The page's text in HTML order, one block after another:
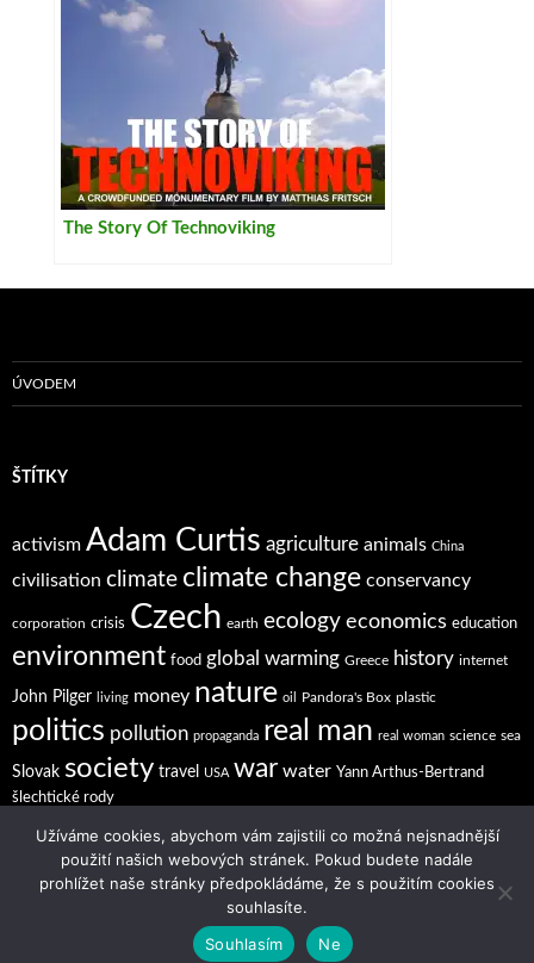
The Story Of Technoviking
ÚVODEM
ŠTÍTKY
activism Adam Curtis agriculture animals China
civilisation climate climate change conservancy
corporation crisis Czech earth ecology economics education
environment food global warming Greece history internet
John Pilger living money nature oil Pandora's Box plastic
politics pollution propaganda real man real woman science sea
Slovak society travel USA war water Yann Arthus-Bertrand
šlechtické rody
Užíváme cookies, abychom vám zajistili co možná nejsnadnější
použití našich webových stránek. Pokud budete nadále
prohlížet naše stránky předpokládáme, že s použitím cookies
souhlasíte.
Souhlasím
Ne